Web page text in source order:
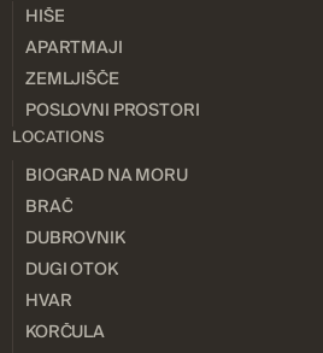
HIŠE
APARTMAJI
ZEMLJIŠČE
POSLOVNI PROSTORI
LOCATIONS
BIOGRAD NA MORU
BRAČ
DUBROVNIK
DUGI OTOK
HVAR
KORČULA